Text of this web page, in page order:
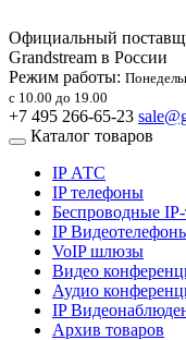
Официальный
Grandstream в России
Режим работы:
с 10.00 до 19.00
+7 495 266-65-23
Каталог товаров
IP АТС
IP телефоны
Беспроводные
IP
VoIP шлюзы
Видео
Аудио
IP
Архив товаров